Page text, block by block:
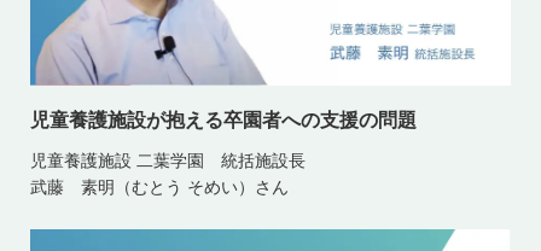
児童養護施設が抱える卒園者への支援の問題
児童養護施設 二葉学園 統括施設長
武藤 素明（むとう そめい）さん